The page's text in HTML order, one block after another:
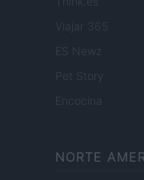
Viajar 365
ES Newz
Encocina
NORTE